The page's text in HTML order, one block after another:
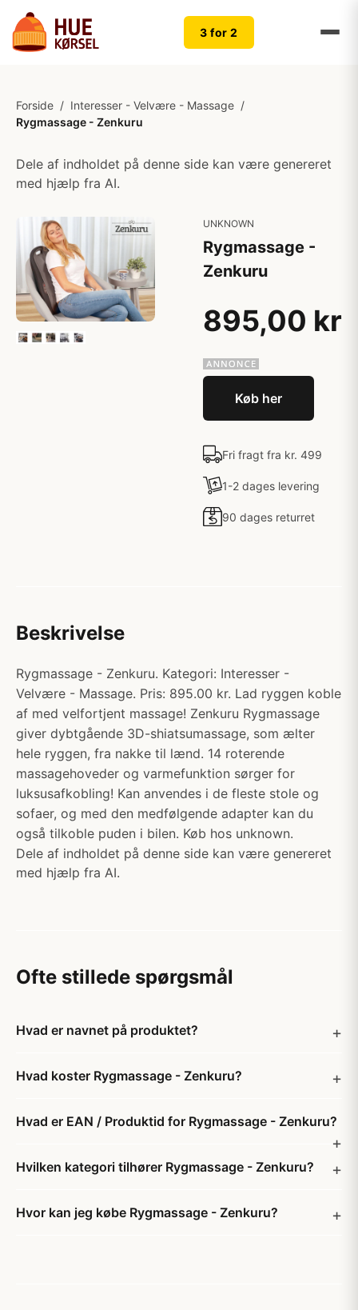
3 for 2
Forside / Interesser - Velvære - Massage /
Rygmassage - Zenkuru
Dele af indholdet på denne side kan være genereret
med hjælp fra AI.
UNKNOWN
Rygmassage -
Zenkuru
895,00 kr
Køb her
Fri fragt fra kr. 499
1-2 dages levering
90 dages returret
Beskrivelse
Rygmassage - Zenkuru. Kategori: Interesser -
Velvære - Massage. Pris: 895.00 kr. Lad ryggen koble
af med velfortjent massage! Zenkuru Rygmassage
giver dybtgående 3D-shiatsumassage, som ælter
hele ryggen, fra nakke til lænd. 14 roterende
massagehoveder og varmefunktion sørger for
luksusafkobling! Kan anvendes i de fleste stole og
sofaer, og med den medfølgende adapter kan du
også tilkoble puden i bilen. Køb hos unknown.
Dele af indholdet på denne side kan være genereret
med hjælp fra AI.
Ofte stillede spørgsmål
Hvad er navnet på produktet?
Hvad koster Rygmassage - Zenkuru?
Hvad er EAN / Produktid for Rygmassage - Zenkuru?
Hvilken kategori tilhører Rygmassage - Zenkuru?
Hvor kan jeg købe Rygmassage - Zenkuru?